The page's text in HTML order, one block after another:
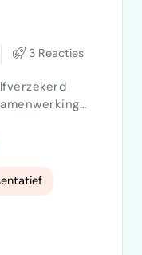
3 Reacties
pitch je onze
en
zoeken we
voor de
en sterk